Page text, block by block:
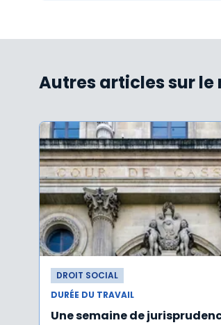
Autres articles sur
DROIT SOCIAL
DURÉE DU TRAVAIL
Une semaine de